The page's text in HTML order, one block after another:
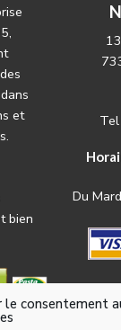
le consentement
et
bien
Tel
Du